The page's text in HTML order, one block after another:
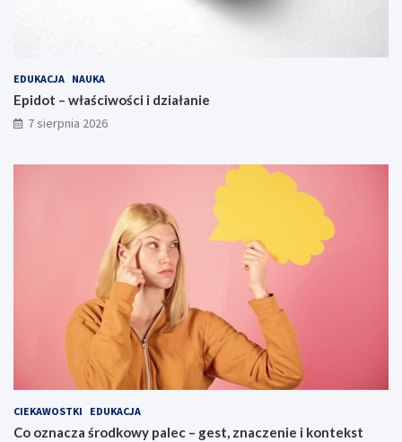
EDUKACJA NAUKA
Epidot – właściwości i działanie
7 sierpnia 2026
CIEKAWOSTKI EDUKACJA
Co oznacza środkowy palec – gest, znaczenie i kontekst